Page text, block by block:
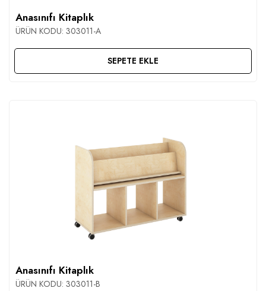
Anasınıfı Kitaplık
ÜRÜN KODU: 303011-A
SEPETE EKLE
Anasınıfı Kitaplık
ÜRÜN KODU: 303011-B